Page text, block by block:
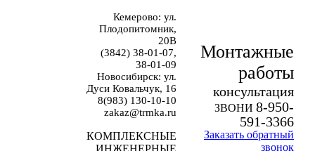
Кемерово: ул.
Плодопитомник,
20В
(3842) 38-01-07,
38-01-09
Новосибирск: ул.
Дуси Ковальчук, 16
8(983) 130-10-10
zakaz@trmka.ru
КОМПЛЕКСНЫЕ
ИНЖЕНЕРНЫЕ
Монтажные
работы
консультация
ЗВОНИ 8-950-
591-3366
Заказать обратный
звонок